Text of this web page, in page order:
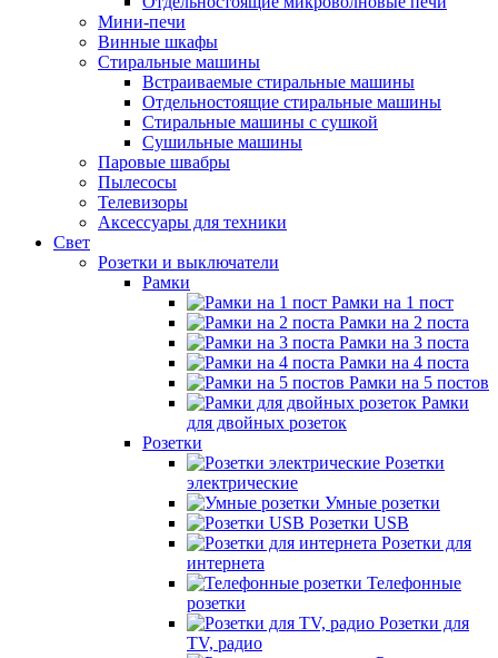
Мини-печи
Винные шкафы
Стиральные машины
Встраиваемые стиральные машины
Отдельностоящие стиральные машины
Стиральные машины с сушкой
Сушильные машины
Паровые швабры
Пылесосы
Телевизоры
Аксессуары для техники
Свет
Розетки и выключатели
Рамки
Рамки на 1 пост
Рамки на 2 поста
Рамки на 3 поста
Рамки на 4 поста
Рамки на 5 постов
Рамки
для двойных розеток
Розетки
Розетки
электрические
Умные розетки
Розетки USB
Розетки для
интернета
Телефонные
розетки
Розетки для
TV, радио